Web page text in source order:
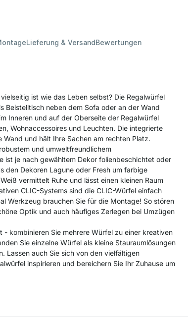
Lieferung & VersandBewertungen
ist wie das Leben selbst? Die Regalwürfel
Beistelltisch neben dem Sofa oder an der Wand
Inneren und auf der Oberseite der Regalwürfel
Wohnaccessoires und Leuchten. Die integrierte
und hält Ihre Sachen am rechten Platz.
und umweltfreundlichem
ist je nach gewähltem Dekor folienbeschichtet oder
den Dekoren Lagune oder Fresh um farbige
vermittelt Ruhe und lässt einen kleinen Raum
CLIC-Systems sind die CLIC-Würfel einfach
Werkzeug brauchen Sie für die Montage! So stören
Optik und auch häufiges Zerlegen bei Umzügen
kombinieren Sie mehrere Würfel zu einer kreativen
Sie einzelne Würfel als kleine Stauraumlösungen
Lassen auch Sie sich von den vielfältigen
inspirieren und bereichern Sie Ihr Zuhause um